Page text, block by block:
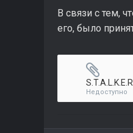
В связи с тем,
его, было
Недоступно